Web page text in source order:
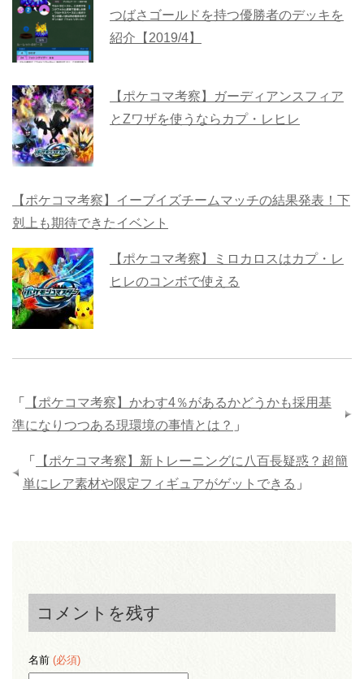
つばさゴールドを持つ優勝者のデッキを
紹介【2019/4】
【ポケコマ考察】ガーディアンスフィア
とZワザを使うならカプ・レヒレ
【ポケコマ考察】イーブイズチームマッチの結果発表！下
剋上も期待できたイベント
【ポケコマ考察】ミロカロスはカプ・レ
ヒレのコンボで使える
「
【ポケコマ考察】かわす4％があるかどうかも採用基
準になりつつある現環境の事情とは？ 」
「
【ポケコマ考察】新トレーニングに八百長疑惑？超簡
単にレア素材や限定フィギュアがゲットできる 」
コメントを残す
名前 (必須)